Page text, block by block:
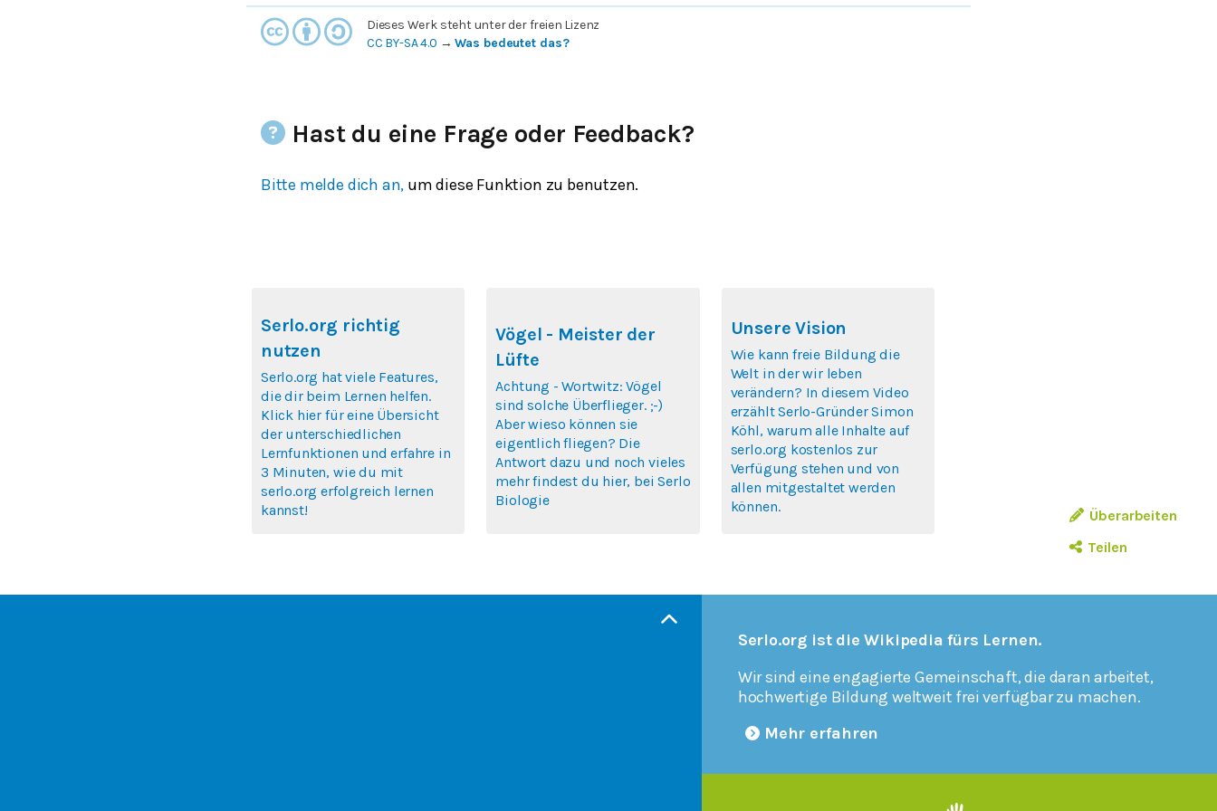
Überarbeiten
Teilen
Dieses Werk steht unter der freien Lizenz
CC BY-SA 4.0 →Was bedeutet das?
Hast du eine Frage oder Feedback?
Bitte melde dich an, um diese Funktion zu benutzen.
Serlo.org richtig
nutzen
Serlo.org hat viele Features,
die dir beim Lernen helfen.
Klick hier für eine Übersicht
der unterschiedlichen
Lernfunktionen und erfahre in
3 Minuten, wie du mit
serlo.org erfolgreich lernen
kannst!
Vögel - Meister der
Lüfte
Achtung - Wortwitz: Vögel
sind solche Überflieger. ;-)
Aber wieso können sie
eigentlich fliegen? Die
Antwort dazu und noch vieles
mehr findest du hier, bei Serlo
Biologie
Unsere Vision
Wie kann freie Bildung die
Welt in der wir leben
verändern? In diesem Video
erzählt Serlo-Gründer Simon
Köhl, warum alle Inhalte auf
serlo.org kostenlos zur
Verfügung stehen und von
allen mitgestaltet werden
können.
Serlo.org ist die Wikipedia fürs Lernen.
Wir sind eine engagierte Gemeinschaft, die daran arbeitet,
hochwertige Bildung weltweit frei verfügbar zu machen.
Mehr erfahren